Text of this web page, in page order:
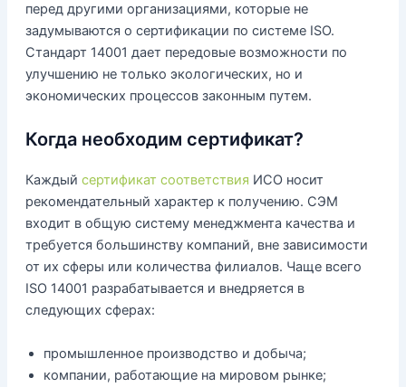
перед другими организациями, которые не
задумываются о сертификации по системе ISO.
Стандарт 14001 дает передовые возможности по
улучшению не только экологических, но и
экономических процессов законным путем.
Когда необходим сертификат?
Каждый сертификат соответствия ИСО носит
рекомендательный характер к получению. СЭМ
входит в общую систему менеджмента качества и
требуется большинству компаний, вне зависимости
от их сферы или количества филиалов. Чаще всего
ISO 14001 разрабатывается и внедряется в
следующих сферах:
промышленное производство и добыча;
компании, работающие на мировом рынке;